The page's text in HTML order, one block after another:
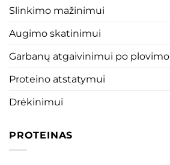
Slinkimo mažinimui
Augimo skatinimui
Garbanų atgaivinimui po plovimo
Proteino atstatymui
Drėkinimui
PROTEINAS